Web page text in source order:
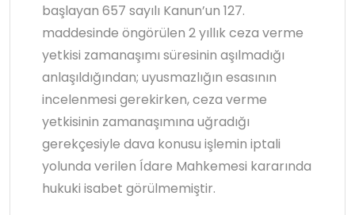
başlayan 657 sayılı Kanun’un 127.
maddesinde öngörülen 2 yıllık ceza verme
yetkisi zamanaşımı süresinin aşılmadığı
anlaşıldığından; uyusmazlığın esasının
incelenmesi gerekirken, ceza verme
yetkisinin zamanaşımına uğradığı
gerekçesiyle dava konusu işlemin iptali
yolunda verilen Ídare Mahkemesi kararında
hukuki isabet görülmemiştir.